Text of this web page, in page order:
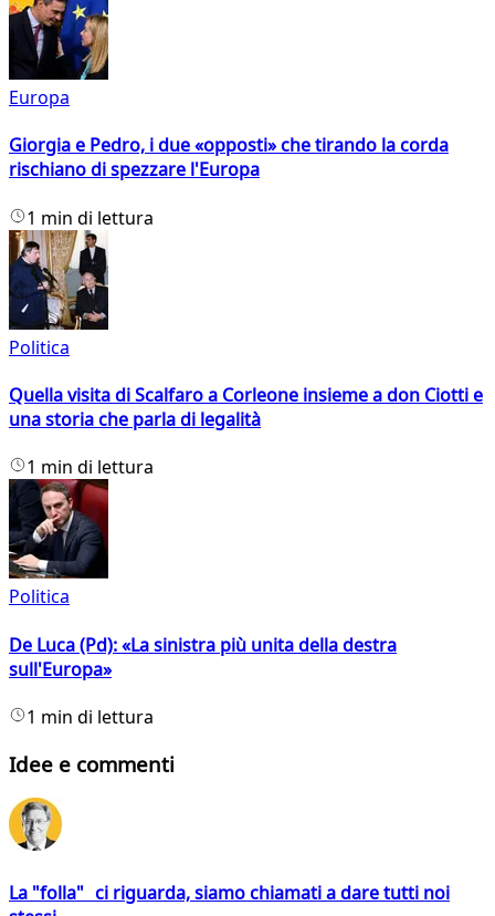
Europa
Giorgia e Pedro, i due «opposti» che tirando la corda
rischiano di spezzare l'Europa
1 min di lettura
Politica
Quella visita di Scalfaro a Corleone insieme a don Ciotti e
una storia che parla di legalità
1 min di lettura
Politica
De Luca (Pd): «La sinistra più unita della destra
sull'Europa»
1 min di lettura
Idee e commenti
La "folla" ci riguarda, siamo chiamati a dare tutti noi